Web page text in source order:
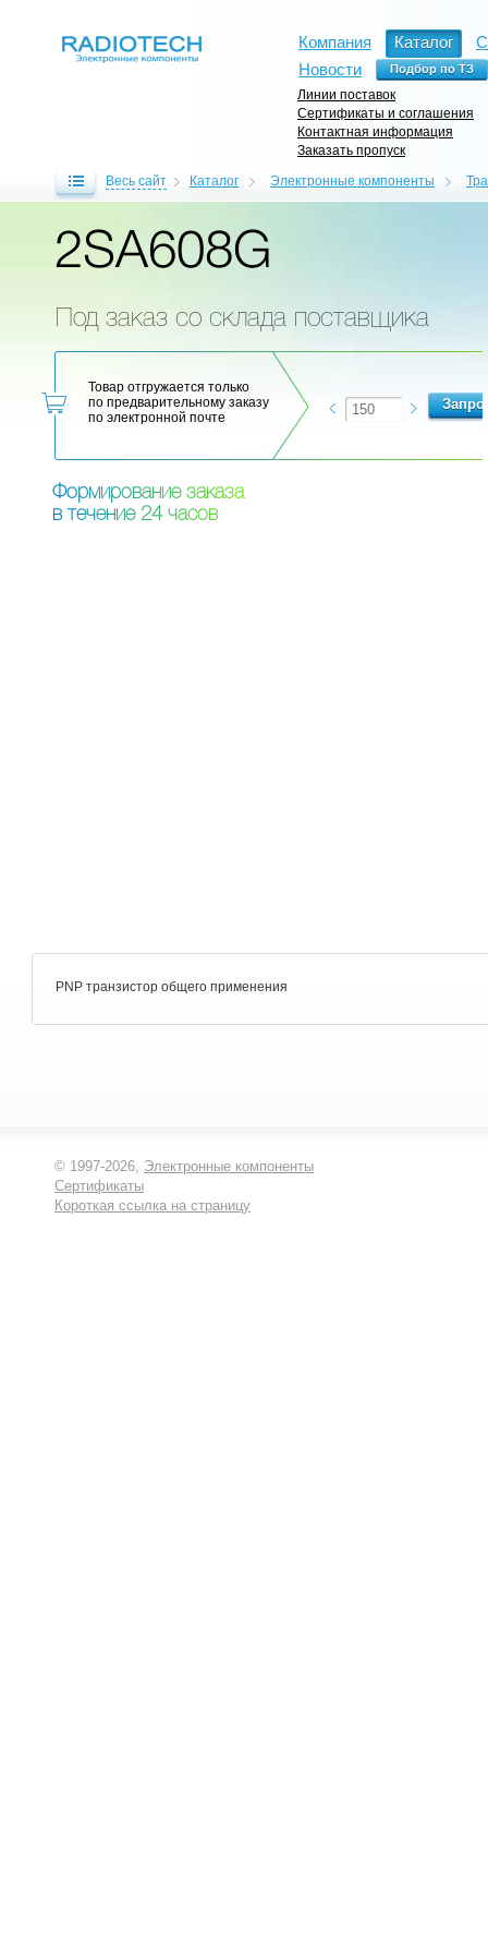
Компания Каталог
Новости
Линии поставок
Сертификаты и соглашения
Контактная информация
Заказать пропуск
Весь сайт Каталог Электронные компоненты
2SA608G
Под заказ со склада поставщика
Товар отгружается только
по предварительному заказу
по электронной почте
Формирование заказа
в течение 24 часов
PNP транзистор общего применения
© 1997-2026, Электронные компоненты
Сертификаты
Короткая ссылка на страницу